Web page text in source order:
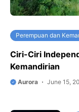
Perempuan dan
Ciri-Ciri
Kemandirian
Aurora June 15,